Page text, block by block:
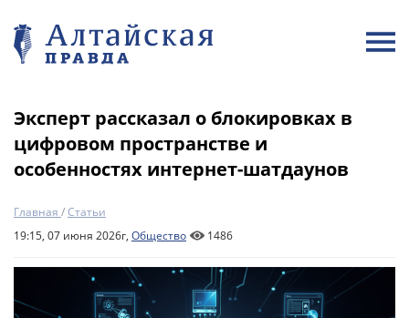
Эксперт рассказал о блокировках в
цифровом пространстве и
особенностях интернет-шатдаунов
Главная /Статьи
19:15, 07 июня 2026г, Общество 1486